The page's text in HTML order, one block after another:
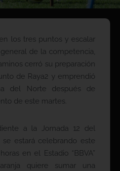
los tres puntos y escalar
de la competencia,
cerró su preparación
de Raya2 y emprendió
del Norte después de
de este martes.
a la Jornada 12 del
se estará celebrando este
en el Estadio “BBVA”
quiere sumar una